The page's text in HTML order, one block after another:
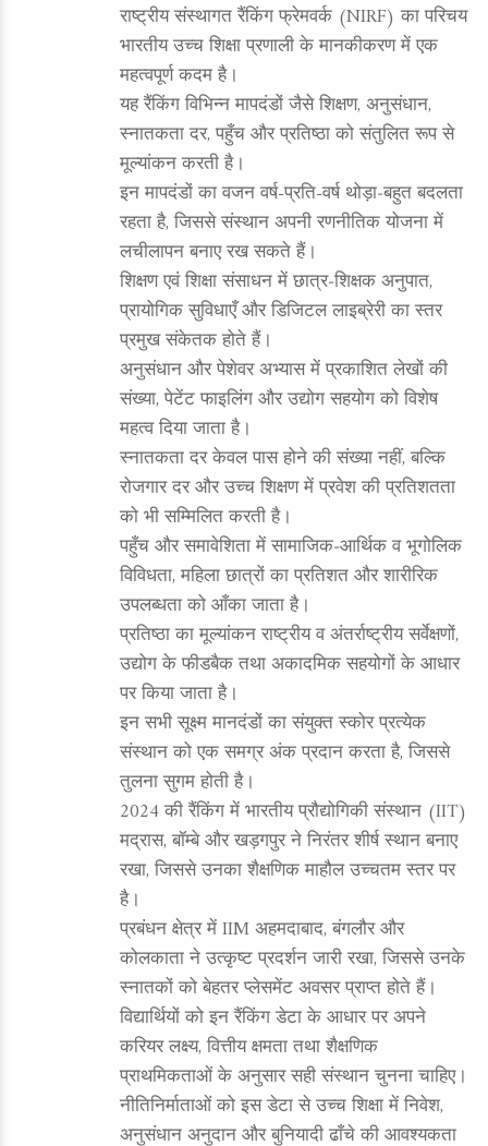
राष्ट्रीय संस्थागत रैंकिंग फ्रेमवर्क (NIRF) का परिचय
भारतीय उच्च शिक्षा प्रणाली के मानकीकरण में एक
महत्वपूर्ण कदम है।
यह रैंकिंग विभिन्न मापदंडों जैसे शिक्षण, अनुसंधान,
स्नातकता दर, पहुँच और प्रतिष्ठा को संतुलित रूप से
मूल्यांकन करती है।
इन मापदंडों का वजन वर्ष-प्रति-वर्ष थोड़ा‑बहुत बदलता
रहता है, जिससे संस्थान अपनी रणनीतिक योजना में
लचीलापन बनाए रख सकते हैं।
शिक्षण एवं शिक्षा संसाधन में छात्र‑शिक्षक अनुपात,
प्रायोगिक सुविधाएँ और डिजिटल लाइब्रेरी का स्तर
प्रमुख संकेतक होते हैं।
अनुसंधान और पेशेवर अभ्यास में प्रकाशित लेखों की
संख्या, पेटेंट फाइलिंग और उद्योग सहयोग को विशेष
महत्व दिया जाता है।
स्नातकता दर केवल पास होने की संख्या नहीं, बल्कि
रोजगार दर और उच्च शिक्षण में प्रवेश की प्रतिशतता
को भी सम्मिलित करती है।
पहुँच और समावेशिता में सामाजिक‑आर्थिक व भूगोलिक
विविधता, महिला छात्रों का प्रतिशत और शारीरिक
उपलब्धता को आँका जाता है।
प्रतिष्ठा का मूल्यांकन राष्ट्रीय व अंतर्राष्ट्रीय सर्वेक्षणों,
उद्योग के फीडबैक तथा अकादमिक सहयोगों के आधार
पर किया जाता है।
इन सभी सूक्ष्म मानदंडों का संयुक्त स्कोर प्रत्येक
संस्थान को एक समग्र अंक प्रदान करता है, जिससे
तुलना सुगम होती है।
2024 की रैंकिंग में भारतीय प्रौद्योगिकी संस्थान (IIT)
मद्रास, बॉम्बे और खड़गपुर ने निरंतर शीर्ष स्थान बनाए
रखा, जिससे उनका शैक्षणिक माहौल उच्चतम स्तर पर
है।
प्रबंधन क्षेत्र में IIM अहमदाबाद, बंगलौर और
कोलकाता ने उत्कृष्ट प्रदर्शन जारी रखा, जिससे उनके
स्नातकों को बेहतर प्लेसमेंट अवसर प्राप्त होते हैं।
विद्यार्थियों को इन रैंकिंग डेटा के आधार पर अपने
करियर लक्ष्य, वित्तीय क्षमता तथा शैक्षणिक
प्राथमिकताओं के अनुसार सही संस्थान चुनना चाहिए।
नीतिनिर्माताओं को इस डेटा से उच्च शिक्षा में निवेश,
अनुसंधान अनुदान और बुनियादी ढाँचे की आवश्यकता